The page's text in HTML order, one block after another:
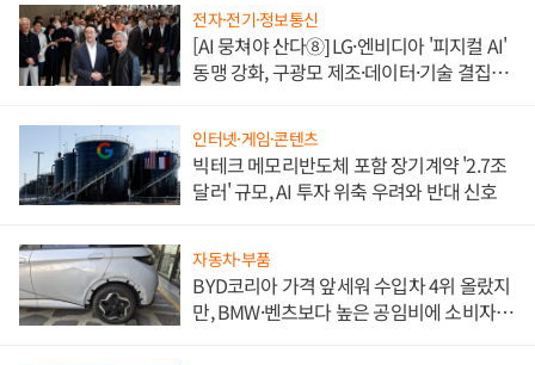
전자·전기·정보통신
[AI 뭉쳐야 산다⑧] LG·엔비디아 '피지컬 AI'
동맹 강화, 구광모 제조·데이터·기술 결집
인터넷·게임·콘텐츠
빅테크 메모리반도체 포함 장기계약 '2.7조
달러' 규모, AI 투자 위축 우려와 반대 신호
자동차·부품
BYD코리아 가격 앞세워 수입차 4위 올랐지
만, BMW·벤츠보다 높은 공임비에 소비자